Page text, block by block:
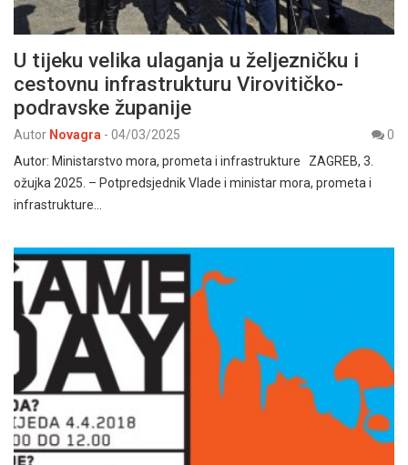
U tijeku velika ulaganja u željezničku i
cestovnu infrastrukturu Virovitičko-
podravske županije
Autor Novagra - 04/03/2025
0
Autor: Ministarstvo mora, prometa i infrastrukture ZAGREB, 3.
ožujka 2025. – Potpredsjednik Vlade i ministar mora, prometa i
infrastrukture…